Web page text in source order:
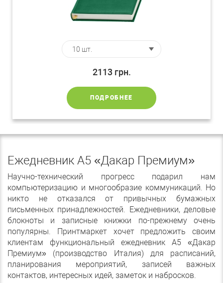
2113 грн.
ПОДРОБНЕЕ
Ежедневник А5 «Дакар Премиум»
Научно-технический прогресс подарил нам
компьютеризацию и многообразие коммуникаций. Но
никто не отказался от привычных бумажных
письменных принадлежностей. Ежедневники, деловые
блокноты и записные книжки по-прежнему очень
популярны. Принтмаркет хочет предложить своим
клиентам функциональный ежедневник А5 «Дакар
Премиум» (производство Италия) для расписаний,
планирования мероприятий, записей важных
контактов, интересных идей, заметок и набросков.